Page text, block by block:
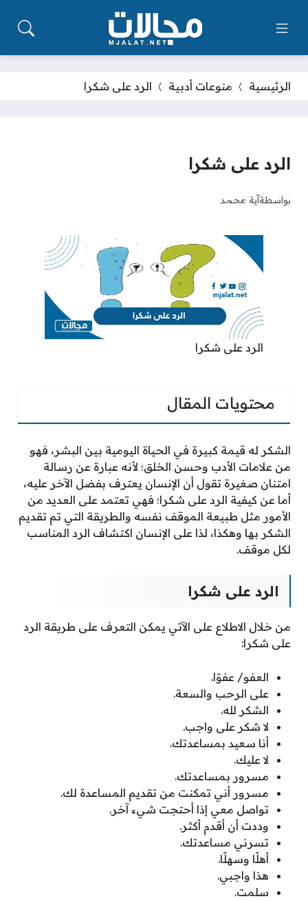
الرئيسية منوعات أدبية الرد على شكرا
الرد على شكرا
بواسطةآية محمد
الرد على شكرا
محتويات المقال
الشكر له قيمة كبيرة في الحياة اليومية بين البشر، فهو
من علامات الأدب وحسن الخلق؛ لأنه عبارة عن رسالة
امتنان صغيرة تقول أن الإنسان يعترف بفضل الآخر عليه،
أما عن كيفية الرد على شكرا؛ فهي تعتمد على العديد من
الأمور مثل طبيعة الموقف نفسه والطريقة التي تم تقديم
الشكر بها وهكذا، لذا على الإنسان اكتشاف الرد المناسب
لكل موقف.
الرد على شكرا
من خلال الاطلاع على الآتي يمكن التعرف على طريقة الرد
على شكرا:
العفو/ عفوًا.
على الرحب والسعة.
الشكر لله.
لا شكر على واجب.
أنا سعيد بمساعدتك.
لا عليك.
مسرور بمساعدتك.
مسرور أني تمكنت من تقديم المساعدة لك.
تواصل معي إذا أحتجت شيء آخر.
وددت أن أقدم أكثر.
تسرني مساعدتك.
أهلًا وسهلًا.
هذا واجبي.
سلمت.